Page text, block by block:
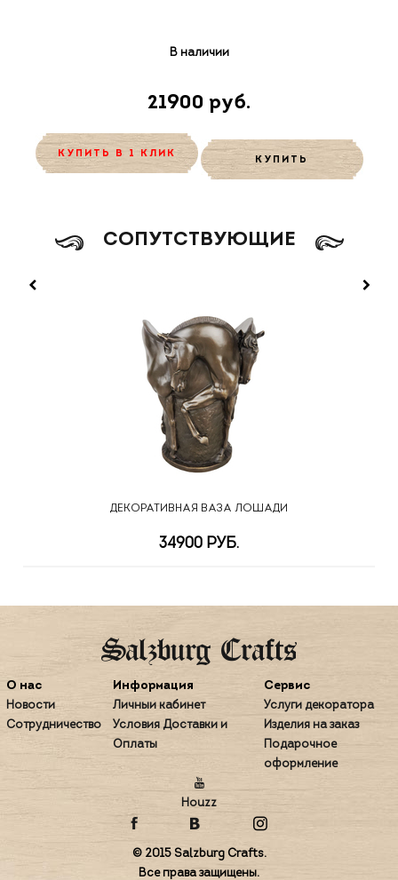
В наличии
21900 руб.
КУПИТЬ В 1 КЛИК
КУПИТЬ
CОПУТСТВУЮЩИЕ
ДЕКОРАТИВНАЯ ВАЗА ЛОШАДИ
34900 РУБ.
О нас
Новости
Сотрудничество
Информация
Личный кабинет
Условия Доставки и
Оплаты
Сервис
Услуги декоратора
Изделия на заказ
Подарочное
оформление
Houzz
© 2015 Salzburg Crafts.
Все права защищены.